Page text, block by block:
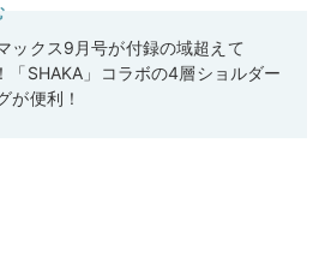
ックス9月号が付録の域超えて
「SHAKA」コラボの4層ショルダー
が便利！